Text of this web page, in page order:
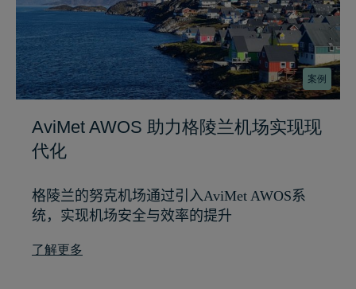
案例
AviMet AWOS 助力格陵兰机场实现现
代化
格陵兰的努克机场通过引入AviMet AWOS系
统，实现机场安全与效率的提升
了解更多